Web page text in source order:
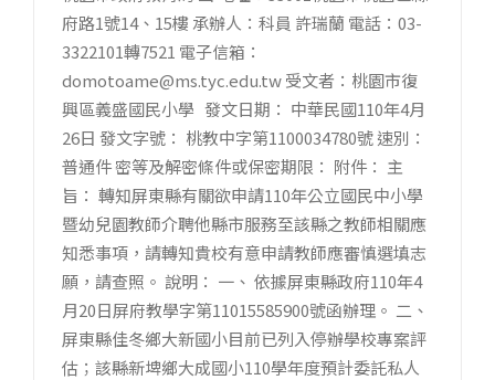
府路1號14、15樓 承辦人：科員 許瑞蘭 電話：03-
3322101轉7521 電子信箱：
domotoame@ms.tyc.edu.tw 受文者：桃園市復
興區義盛國民小學 發文日期： 中華民國110年4月
26日 發文字號： 桃教中字第1100034780號 速別：
普通件 密等及解密條件或保密期限： 附件： 主
旨： 轉知屏東縣有關欲申請110年公立國民中小學
暨幼兒園教師介聘他縣市服務至該縣之教師相關應
知悉事項，請轉知貴校有意申請教師應審慎選填志
願，請查照。 說明： 一、 依據屏東縣政府110年4
月20日屏府教學字第11015585900號函辦理。 二、
屏東縣佳冬鄉大新國小目前已列入停辦學校專案評
估；該縣新埤鄉大成國小110學年度預計委託私人